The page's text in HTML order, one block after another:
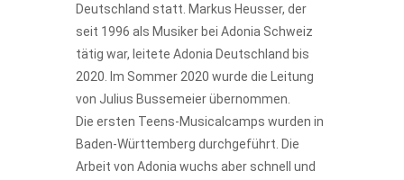
Deutschland statt. Markus Heusser, der
seit 1996 als Musiker bei Adonia Schweiz
tätig war, leitete Adonia Deutschland bis
2020. Im Sommer 2020 wurde die Leitung
von Julius Bussemeier übernommen.
Die ersten Teens-Musicalcamps wurden in
Baden-Württemberg durchgeführt. Die
Arbeit von Adonia wuchs aber schnell und